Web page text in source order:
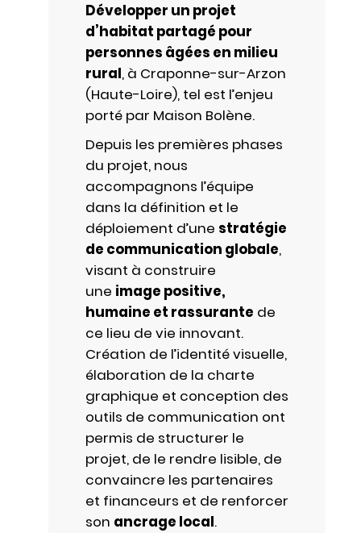
Développer un projet
d’habitat partagé pour
personnes âgées en milieu
rural, à Craponne-sur-Arzon
(Haute-Loire), tel est l’enjeu
porté par Maison Bolène.
Depuis les premières phases
du projet, nous
accompagnons l’équipe
dans la définition et le
déploiement d’une stratégie
de communication globale,
visant à construire
une image positive,
humaine et rassurante de
ce lieu de vie innovant.
Création de l’identité visuelle,
élaboration de la charte
graphique et conception des
outils de communication ont
permis de structurer le
projet, de le rendre lisible, de
convaincre les partenaires
et financeurs et de renforcer
son ancrage local.